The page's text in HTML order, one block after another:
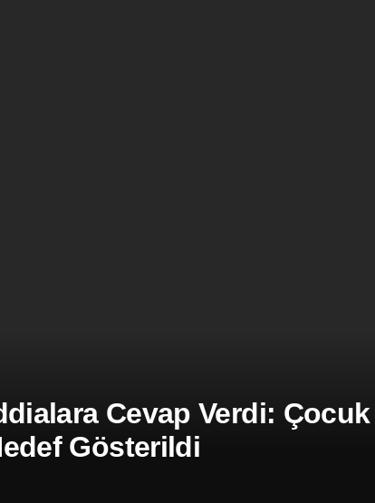
Cevap Verdi:
Gösterildi